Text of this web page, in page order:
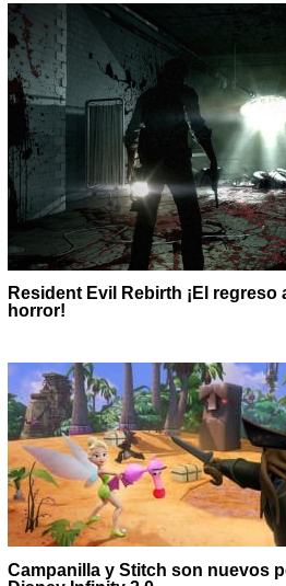
Resident Evil Rebirth ¡El regreso
horror!
Campanilla y Stitch son nuevos